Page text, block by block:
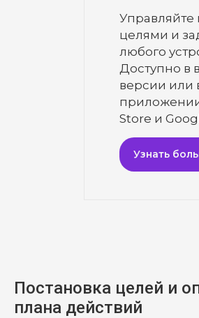
Управляйте
целями и
любого
Доступно в
версии или
Store и
Узнать
Постановка целей и
плана действий